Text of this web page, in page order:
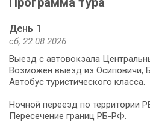
День 1
сб, 22.08.2026
Выезд с автовокзала
Возможен выезд из Осиповичи,
Автобус туристического класса.
Ночной переезд по территории
Пересечение границ РБ-РФ.